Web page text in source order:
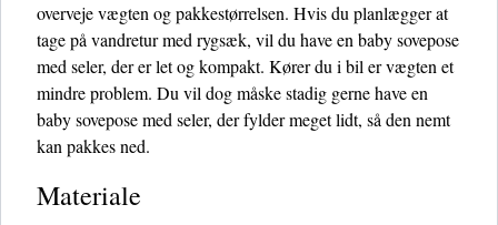
overveje vægten og pakkestørrelsen. Hvis du planlægger at
tage på vandretur med rygsæk, vil du have en baby sovepose
med seler, der er let og kompakt. Kører du i bil er vægten et
mindre problem. Du vil dog måske stadig gerne have en
baby sovepose med seler, der fylder meget lidt, så den nemt
kan pakkes ned.
Materiale